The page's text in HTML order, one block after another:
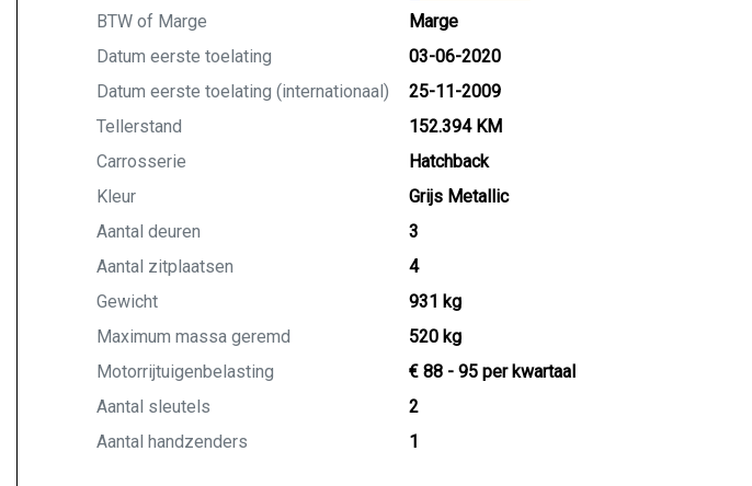
BTW of Marge
Marge
Datum eerste toelating
03-06-2020
Datum eerste toelating (internationaal)
25-11-2009
Tellerstand
152.394 KM
Carrosserie
Hatchback
Kleur
Grijs Metallic
Aantal deuren
3
Aantal zitplaatsen
4
Gewicht
931 kg
Maximum massa geremd
520 kg
Motorrijtuigenbelasting
€ 88 - 95 per kwartaal
Aantal sleutels
2
Aantal handzenders
1